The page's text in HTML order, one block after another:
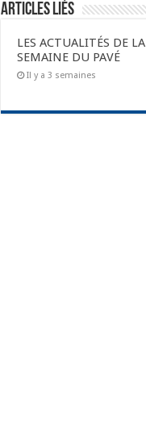
Articles liés
LES ACTUALITÉS DE LA
SEMAINE DU PAVÉ
Il y a 3 semaines